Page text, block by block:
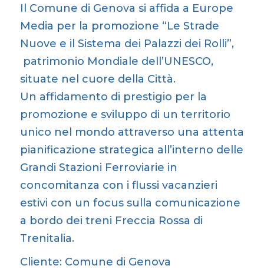
Il Comune di Genova si affida a Europe
Media per la promozione “Le Strade
Nuove e il Sistema dei Palazzi dei Rolli”,
patrimonio Mondiale dell’UNESCO,
situate nel cuore della Città.
Un affidamento di prestigio per la
promozione e sviluppo di un territorio
unico nel mondo attraverso una attenta
pianificazione strategica all’interno delle
Grandi Stazioni Ferroviarie in
concomitanza con i flussi vacanzieri
estivi con un focus sulla comunicazione
a bordo dei treni Freccia Rossa di
Trenitalia.
Cliente: Comune di Genova